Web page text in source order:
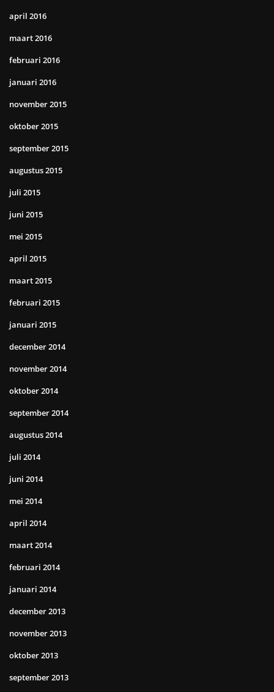
april 2016
maart 2016
februari 2016
januari 2016
november 2015
oktober 2015
september 2015
augustus 2015
juli 2015
juni 2015
mei 2015
april 2015
maart 2015
februari 2015
januari 2015
december 2014
november 2014
oktober 2014
september 2014
augustus 2014
juli 2014
juni 2014
mei 2014
april 2014
maart 2014
februari 2014
januari 2014
december 2013
november 2013
oktober 2013
september 2013